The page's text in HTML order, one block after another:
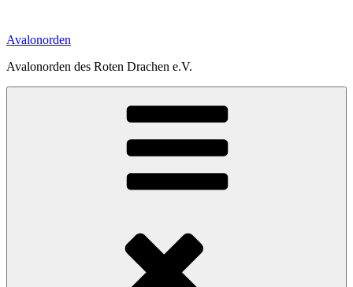
springen
Avalonorden
Avalonorden des Roten Drachen e.V.